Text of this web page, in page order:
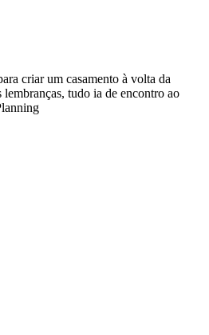
criar um casamento à volta da
tudo ia de encontro ao